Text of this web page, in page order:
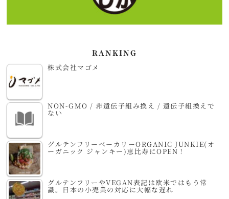
RANKING
株式会社マゴメ
NON-GMO / 非遺伝子組み換え / 遺伝子組換えで
ない
グルテンフリーベーカリーORGANIC JUNKIE(オ
ーガニック ジャンキー)恵比寿にOPEN！
グルテンフリーやVEGAN表記は欧米ではもう常
識。日本の小売業の対応に大幅な遅れ